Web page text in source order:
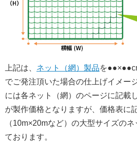
上記は、 ネット（網）製品を
でご発注頂いた場合の仕上げイメー
には各ネット（網）のページに記載
が製作価格となりますが、価格表に
（10m×20mなど）の大型サイズの
ております。